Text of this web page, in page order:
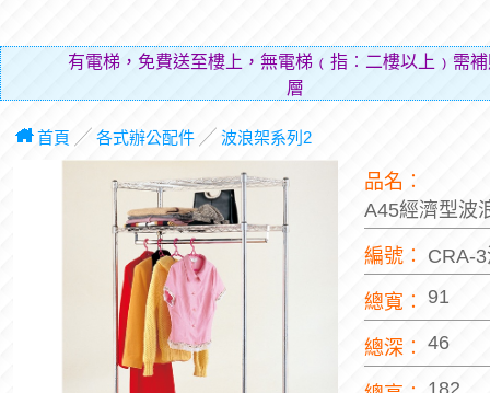
有電梯，免費送至樓上，無電梯﹙指︰二樓以上﹚需
層費用（
首頁 ╱ 各式辦公配件╱ 波浪架系列2
品名︰
A45經濟型波
編號︰ CRA-
總寬︰ 91
總深︰ 46
182